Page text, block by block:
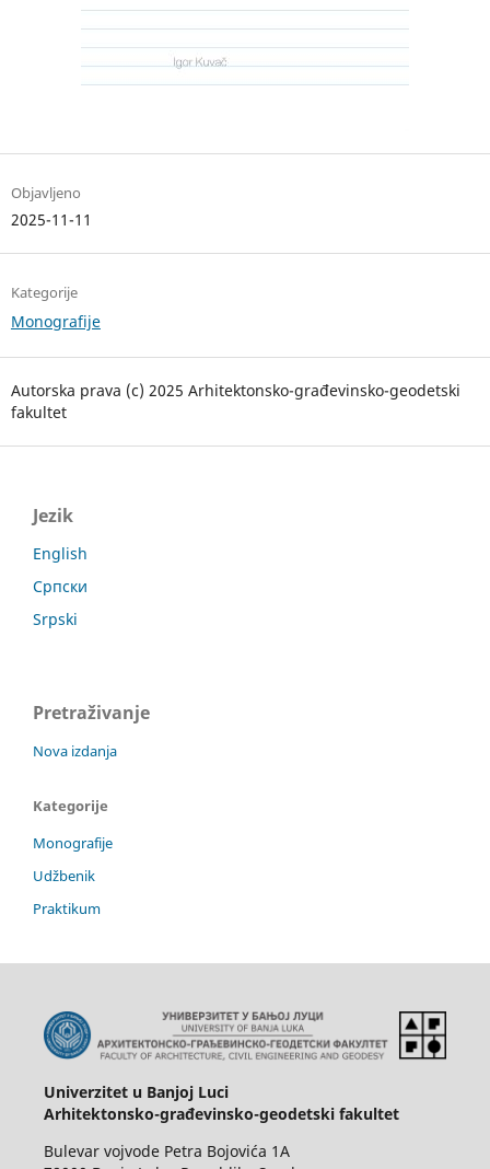
Objavljeno
2025-11-11
Kategorije
Monografije
Autorska prava (c) 2025 Arhitektonsko-građevinsko-geodetski
fakultet
Jezik
English
Српски
Srpski
Pretraživanje
Nova izdanja
Kategorije
Monografije
Udžbenik
Praktikum
Univerzitet u Banjoj Luci
Arhitektonsko-građevinsko-geodetski fakultet
Bulevar vojvode Petra Bojovića 1A